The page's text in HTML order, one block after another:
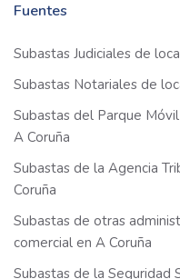
Fuentes
Subastas Judiciales de
Subastas Notariales de
Subastas del Parque
A Coruña
Subastas de la Agencia
Coruña
Subastas de otras
comercial en A Coruña
Subastas de la Seguridad